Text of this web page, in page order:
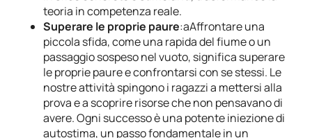
teoria in competenza reale.
Superare le proprie paure:aAffrontare una
piccola sfida, come una rapida del fiume o un
passaggio sospeso nel vuoto, significa superare
le proprie paure e confrontarsi con se stessi. Le
nostre attività spingono i ragazzi a mettersi alla
prova e a scoprire risorse che non pensavano di
avere. Ogni successo è una potente iniezione di
autostima, un passo fondamentale in un